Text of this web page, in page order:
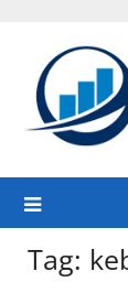
content
Tag: